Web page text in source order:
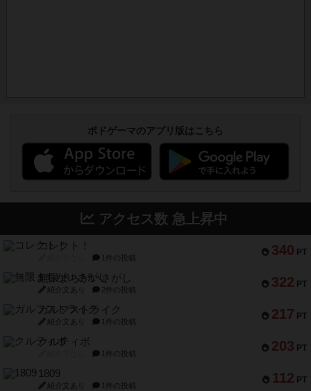
ボドゲーマのアプリ版はこちら
アクセス数 急上昇中
340 PT
コレクト！
1件の投稿
322 PT
無限まちがいさがし
紹介文あり 2件の投稿
217 PT
ガルフストライク
紹介文あり 1件の投稿
203 PT
クルティボ
1件の投稿
112 PT
1809
紹介文あり 1件の投稿